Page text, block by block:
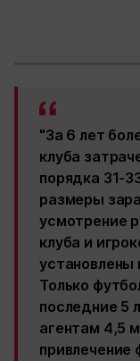
"За 6 лет
клуба
порядка 31-
размеры
усмотрение
клуба и
установлены
Только
последние 5
агентам 4,5
привлечение